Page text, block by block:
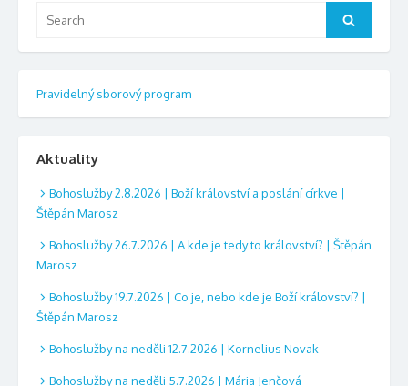
Search
Pravidelný sborový program
Aktuality
Bohoslužby 2.8.2026 | Boží království a poslání církve |
Štěpán Marosz
Bohoslužby 26.7.2026 | A kde je tedy to království? | Štěpán
Marosz
Bohoslužby 19.7.2026 | Co je, nebo kde je Boží království? |
Štěpán Marosz
Bohoslužby na neděli 12.7.2026 | Kornelius Novak
Bohoslužby na neděli 5.7.2026 | Mária Jenčová